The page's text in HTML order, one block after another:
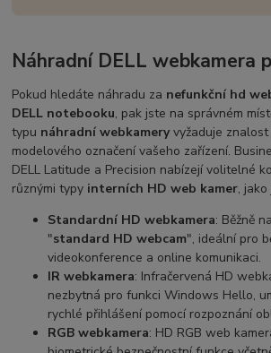
Náhradní DELL webkamera
Pokud hledáte náhradu za nefunkční hd
DELL notebooku, pak jste na správném
typu náhradní webkameryvyžaduje znalost
modelového označení vašeho zařízení.
DELL Latitude a Precision nabízejí volitelné
různými typy interních HD web kamer, jako
Standardní HD webkamera: Běžně
"standard HD webcam", ideální pro
videokonference a online komunikaci.
IR webkamera: Infračervená HD
nezbytná pro funkci Windows Hello,
rychlé přihlášení pomocí rozpoznání
RGB webkamera: HD RGB web